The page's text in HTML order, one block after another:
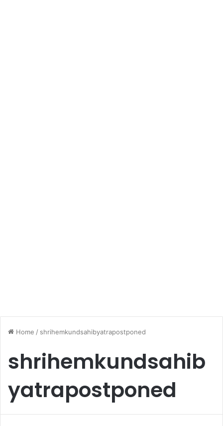
Home / shrihemkundsahibyatrapostponed
shrihemkundsahib
yatrapostponed